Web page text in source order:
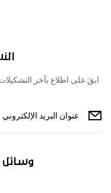
ابقَ على اطلاع بآخر
وسائل